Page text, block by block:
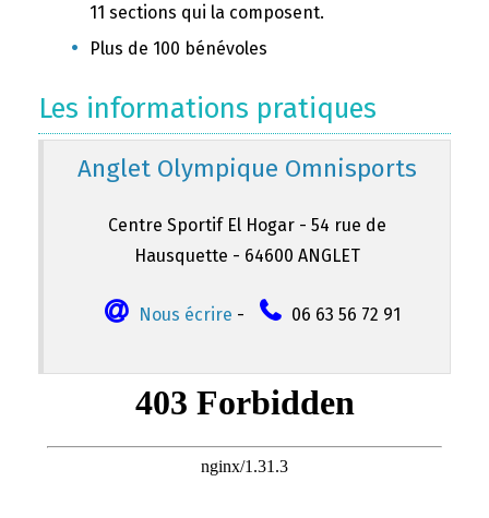
11 sections qui la composent.
Plus de 100 bénévoles
Les informations pratiques
Anglet Olympique Omnisports
Centre Sportif El Hogar - 54 rue de
Hausquette - 64600 ANGLET
Nous écrire - 06 63 56 72 91